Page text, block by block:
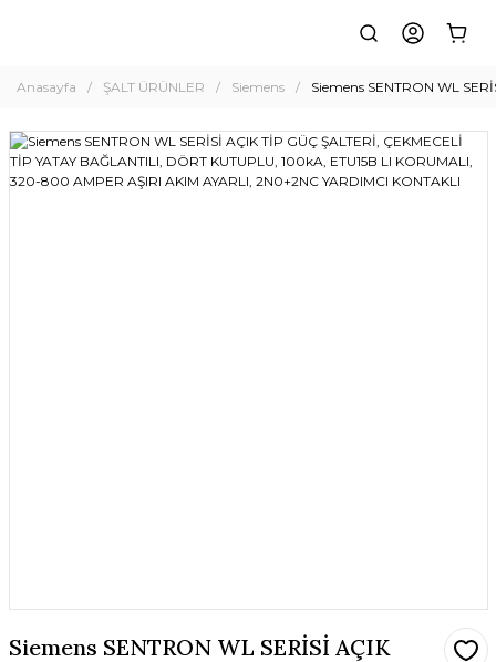
Anasayfa ŞALT ÜRÜNLER Siemens Siemens SENTRON WL
Siemens SENTRON WL SERİSİ AÇIK